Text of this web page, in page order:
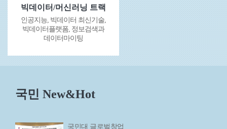
빅데이터/머신러닝 트랙
인공지능, 빅데이터 최신기술,
빅데이터플랫폼, 정보검색과
데이터마이팅
국민 New&Hot
국민대 글로벌창업